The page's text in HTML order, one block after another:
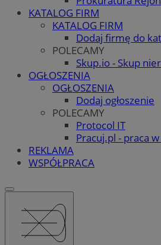
KATALOG FIRM
KATALOG FIRM
Dodaj firmę do
POLECAMY
Skup.io - Skup
OGŁOSZENIA
OGŁOSZENIA
Dodaj ogłoszenie
POLECAMY
Protocol IT
Pracuj.pl - praca
REKLAMA
WSPÓŁPRACA